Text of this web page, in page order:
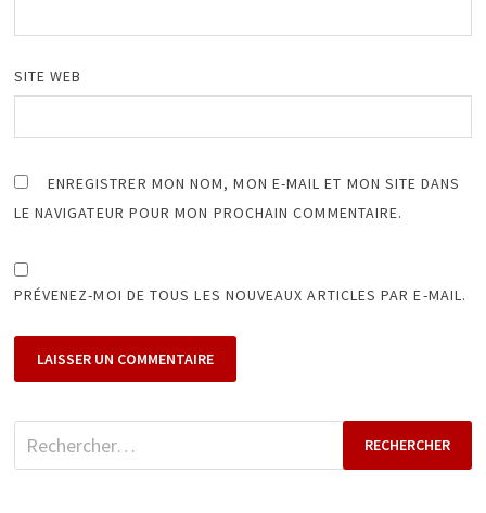
SITE WEB
ENREGISTRER MON NOM, MON E-MAIL ET MON SITE DANS
LE NAVIGATEUR POUR MON PROCHAIN COMMENTAIRE.
PRÉVENEZ-MOI DE TOUS LES NOUVEAUX ARTICLES PAR E-MAIL.
Rechercher :